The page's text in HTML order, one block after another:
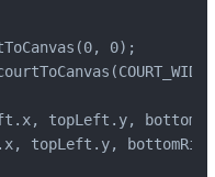
0);
topLeft.y,
topLeft.y,